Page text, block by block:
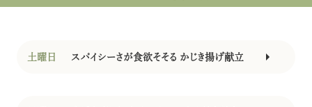
土曜日 スパイシーさが食欲そそる かじき揚げ献立